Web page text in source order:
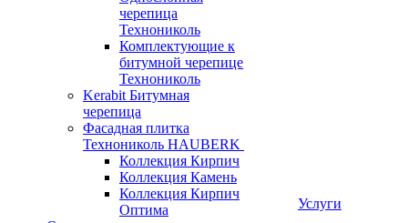
черепица
Технониколь
Комплектующие к
битумной черепице
Технониколь
Kerabit Битумная
черепица
Фасадная плитка
Технониколь HAUBERK
Кол​лекция Кирпич
Кол​лекция Камень
Коллекция Кирпич
Оптима
Услуги